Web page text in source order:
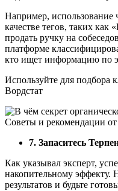
Например, использование
качестве тегов, таких как
продать ручку на
платформе
кто ищет информацию по
Используйте для подбора
Вордстат
7. Запаситесь
Как указывал эксперт,
накопительному
результатов и будьте